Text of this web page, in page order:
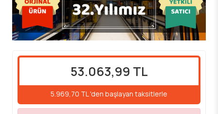
53.063,99 TL
5.969,70 TL 'den başlayan taksitlerle